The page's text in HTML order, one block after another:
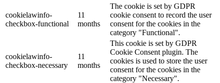
cookielawinfo-
checkbox-functional
11
months
The cookie is set by GDPR
cookie consent to record the user
consent for the cookies in the
category "Functional".
cookielawinfo-
checkbox-necessary
11
months
This cookie is set by GDPR
Cookie Consent plugin. The
cookies is used to store the user
consent for the cookies in the
category "Necessary".